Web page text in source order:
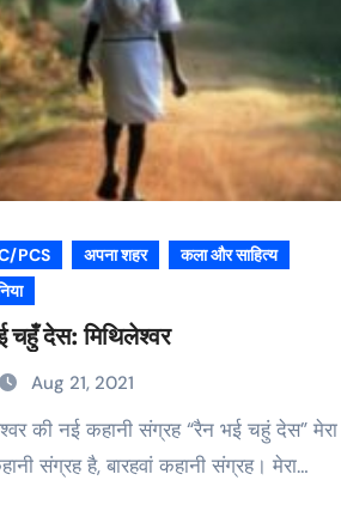
PCS अपना शहर
कला और साहित्य
चहुँ देस: मिथिलेश्वर
Aug 21, 2021
संग्रह है, बारहवां कहानी संग्रह। मेरा…